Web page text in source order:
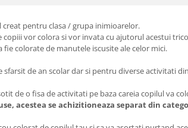
creat pentru clasa / grupa inimioarelor.
copiii vor colora si vor invata cu ajutorul acestui
fie colorate de manutele iscusite ale celor mici.
sfarsit de an scolar dar si pentru diverse activitati
de o fisa de activitati pe baza careia copilul va
acestea se achizitioneaza separat din